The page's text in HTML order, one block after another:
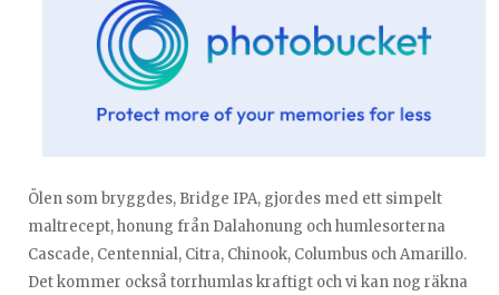
Ölen som bryggdes, Bridge IPA, gjordes med ett simpelt
maltrecept, honung från Dalahonung och humlesorterna
Cascade, Centennial, Citra, Chinook, Columbus och Amarillo.
Det kommer också torrhumlas kraftigt och vi kan nog räkna